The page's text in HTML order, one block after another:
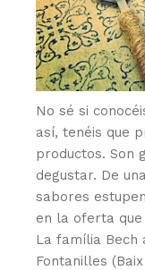
No sé si
así, tenéis que
productos. Son
degustar. De
sabores
en la oferta que
La família Bech
Fontanilles